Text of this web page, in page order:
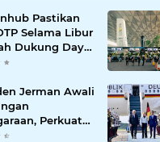
Pastikan
Selama Libur
Dukung Daya
Jerman Awali
Perkuat
Strategis